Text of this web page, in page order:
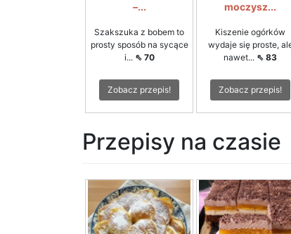
–...
Szakszuka z bobem to
prosty sposób na sycące
i... ⇖ 70
Zobacz przepis!
moczysz...
Kiszenie ogórków
wydaje się proste,
nawet... ⇖ 83
Zobacz przepis!
Przepisy na czasie